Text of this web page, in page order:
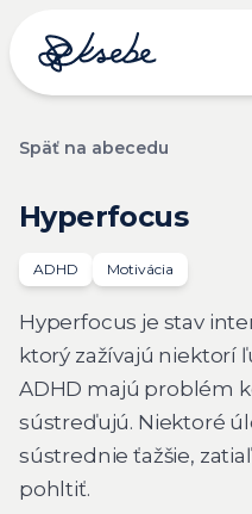
Späť na abecedu
Hyperfocus
ADHD Motivácia
Hyperfocus je stav
ktorý zažívajú niektorí
ADHD majú problém
sústreďujú. Niektoré
sústrednie ťažšie,
pohltiť.